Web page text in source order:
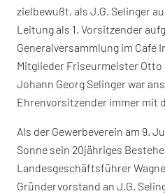
zielbewußt, als J.G. Selinger
Leitung als 1. Vorsitzender
Generalversammlung im Café
Mitglieder Friseurmeister Otto
Johann Georg Selinger war
Ehrenvorsitzender immer mit
Als der Gewerbeverein am 9.
Sonne sein 20jähriges
Landesgeschäftsführer
Gründervorstand an J.G.